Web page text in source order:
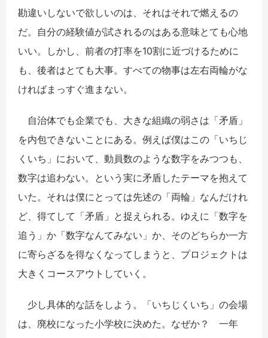
勘違いしないで欲しいのは、それはそれで燃えるの
だ。自分の経験値が試されるのはある意味とても心地
いい。しかし、前者の打率を10割に近づけるために
も、後者はとても大事。すべての物事は左右両輪がな
ければまっすぐ進まない。
自治体でも企業でも、大きな組織の弱さは「矛盾」
を内包できないことにある。例えば僕はこの「いちじ
くいち」において、動員数のような数字をみつつも、
数字は追わない。という実に矛盾したテーマを抱えて
いた。それは僕にとっては先述の「両輪」なんだけれ
ど、得てして「矛盾」と捉えられる。ゆえに「数字を
追う」か「数字なんてみない」か、そのどちらか一方
に寄らざるを得なくなってしまうと、プロジェクトは
大きくコースアウトしていく。
少し具体的な話をしよう。「いちじくいち」の会場
は、廃校になった小学校に決めた。なぜか？ 一年